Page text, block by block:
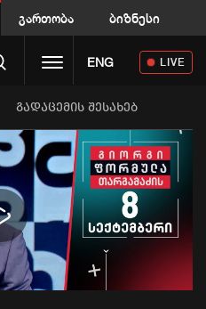
გართობა ბიზნესი
Toggle navigation
ENG LIVE
გადაცემის შესახებ
Play
Video